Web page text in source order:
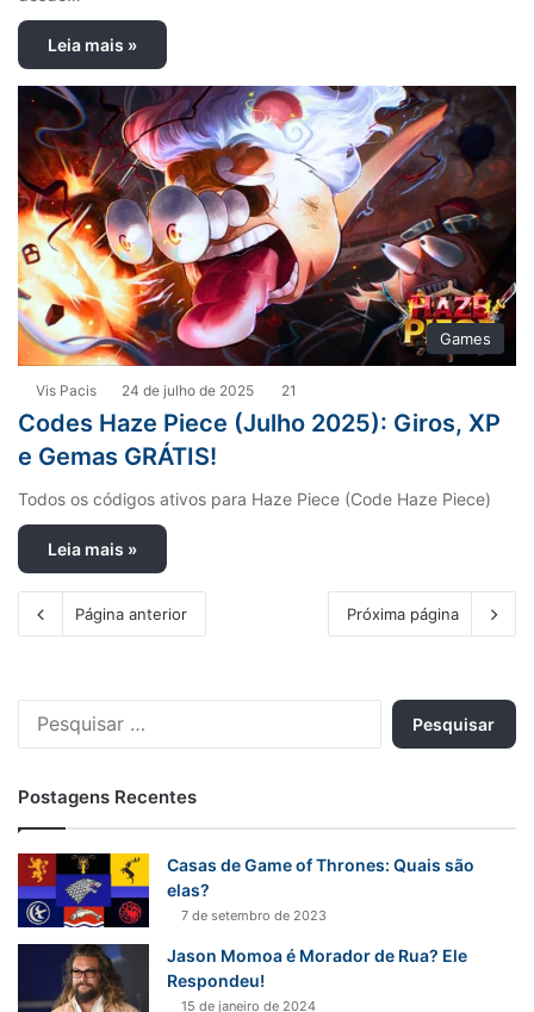
Leia mais »
Games
Vis Pacis 24 de julho de 2025 21
Codes Haze Piece (Julho 2025): Giros, XP
e Gemas GRÁTIS!
Todos os códigos ativos para Haze Piece (Code Haze Piece)
Leia mais »
Página anterior Próxima página
s
o
Postagens Recentes
Casas de Game of Thrones: Quais são
elas?
7 de setembro de 2023
Jason Momoa é Morador de Rua? Ele
Respondeu!
15 de janeiro de 2024